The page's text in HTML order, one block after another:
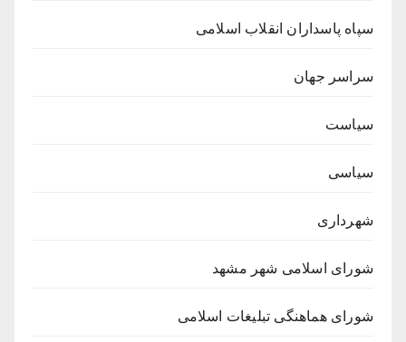
سپاه پاسداران انقلاب اسلامی
سراسر جهان
سیاست
سیاسی
شهرداری
شورای اسلامی شهر مشهد
شورای هماهنگی تبلیغات اسلامی